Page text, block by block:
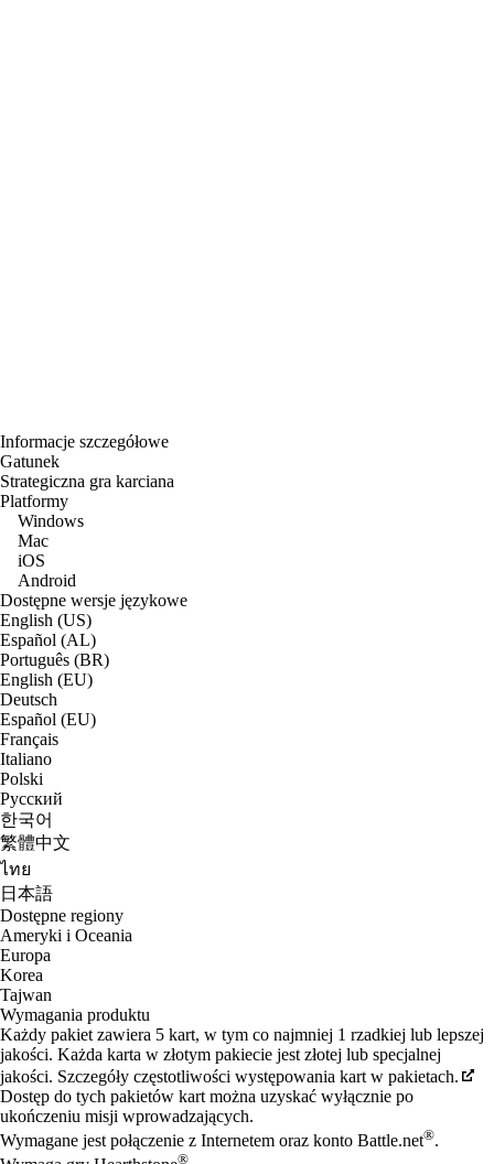
Informacje szczegółowe
Gatunek
Strategiczna gra karciana
Platformy
Windows
Mac
iOS
Android
Dostępne wersje językowe
English (US)
Español (AL)
Português (BR)
English (EU)
Deutsch
Español (EU)
Français
Italiano
Polski
Русский
한국어
繁體中文
ไทย
日本語
Dostępne regiony
Ameryki i Oceania
Europa
Korea
Tajwan
Wymagania produktu
Każdy pakiet zawiera 5 kart, w tym co najmniej 1 rzadkiej lub lepszej
jakości. Każda karta w złotym pakiecie jest złotej lub specjalnej
jakości. Szczegóły częstotliwości występowania kart w pakietach.
Dostęp do tych pakietów kart można uzyskać wyłącznie po
ukończeniu misji wprowadzających.
Wymagane jest połączenie z Internetem oraz konto Battle.net®.
®